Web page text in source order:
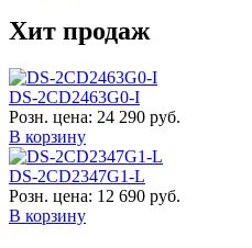
Хит продаж
DS-2CD2463G0-I
Розн. цена: 24 290 руб.
В корзину
DS-2CD2347G1-L
Розн. цена: 12 690 руб.
В корзину